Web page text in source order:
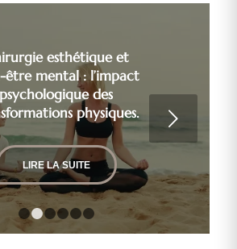
esthétique et
être mental : l’impact
psychologique des
physiques.
LIRE LA SUITE
3 4